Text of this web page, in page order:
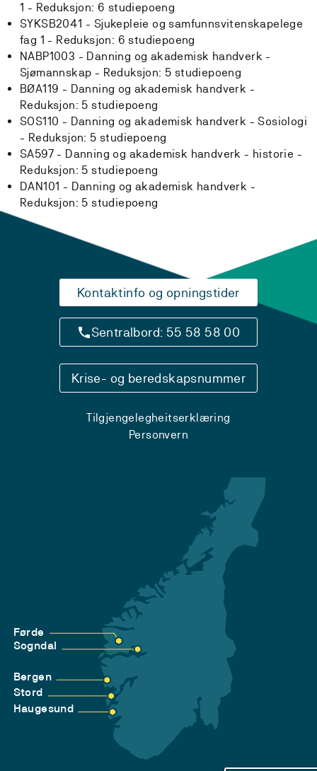
1 - Reduksjon: 6 studiepoeng
SYKSB2041 - Sjukepleie og samfunnsvitenskapelege
fag 1 - Reduksjon: 6 studiepoeng
NABP1003 - Danning og akademisk handverk -
Sjømannskap - Reduksjon: 5 studiepoeng
BØA119 - Danning og akademisk handverk -
Reduksjon: 5 studiepoeng
SOS110 - Danning og akademisk handverk - Sosiologi
- Reduksjon: 5 studiepoeng
SA597 - Danning og akademisk handverk - historie -
Reduksjon: 5 studiepoeng
DAN101 - Danning og akademisk handverk -
Reduksjon: 5 studiepoeng
Kontaktinfo og opningstider
Sentralbord: 55 58 58 00
Krise- og beredskapsnummer
Tilgjengelegheitserklæring
Personvern
Førde
Sogndal
Bergen
Stord
Haugesund